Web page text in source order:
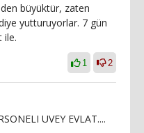
büyüktür, zaten
yutturuyorlar. 7 gün
ile.
1 2
UVEY EVLAT....